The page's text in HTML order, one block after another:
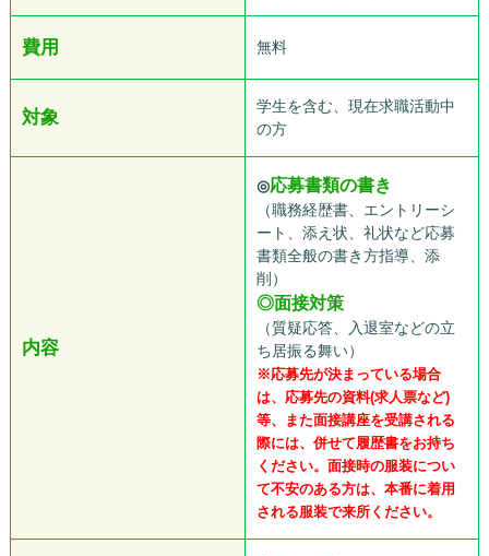
費用 無料
対象
学生を含む、現在求職活動中
の方
内容
◎応募書類の書き
（職務経歴書、エントリーシ
ート、添え状、礼状など応募
書類全般の書き方指導、添
削）
◎面接対策
（質疑応答、入退室などの立
ち居振る舞い）
※応募先が決まっている場合
は、応募先の資料(求人票など)
等、また面接講座を受講される
際には、併せて履歴書をお持ち
ください。面接時の服装につい
て不安のある方は、本番に着用
される服装で来所ください。